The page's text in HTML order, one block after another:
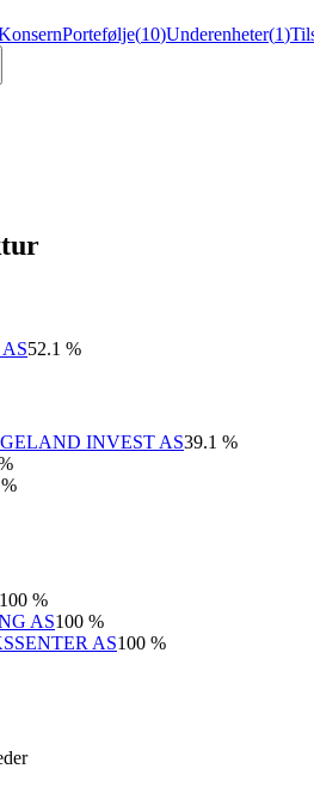
Portefølje(10)Underenheter(1)
52.1 %
INVEST AS39.1 %
100 %
AS100 %
AS100 %